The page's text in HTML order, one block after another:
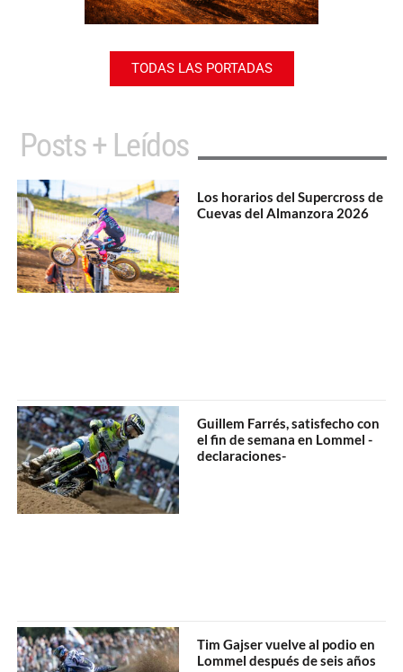
TODAS LAS PORTADAS
Posts + Leídos
Los horarios del Supercross de
Cuevas del Almanzora 2026
Guillem Farrés, satisfecho con
el fin de semana en Lommel -
declaraciones-
Tim Gajser vuelve al podio en
Lommel después de seis años